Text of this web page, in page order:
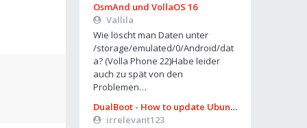
OsmAnd und VollaOS 16
Vallila
Wie löscht man Daten unter
/storage/emulated/0/Android/dat
a? (Volla Phone 22)Habe leider
auch zu spät von den
Problemen…
DualBoot - How to update Ubuntu
irrelevant123